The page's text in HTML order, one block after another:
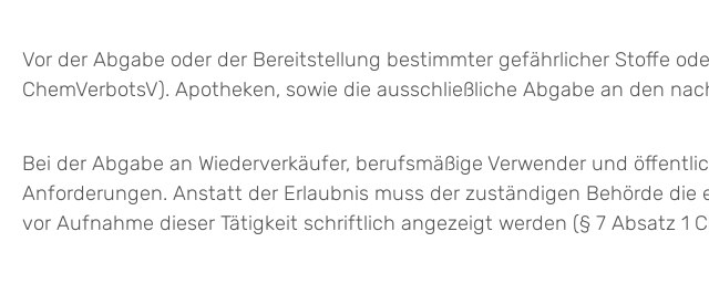
Vor der Abgabe oder der Bereitstellung bestimmter gefährlicher Stoffe
ChemVerbotsV). Apotheken, sowie die ausschließliche Abgabe an den
Bei der Abgabe an Wiederverkäufer, berufsmäßige Verwender und
Anforderungen. Anstatt der Erlaubnis muss der zuständigen Behörde
vor Aufnahme dieser Tätigkeit schriftlich angezeigt werden (§ 7 Absatz 1